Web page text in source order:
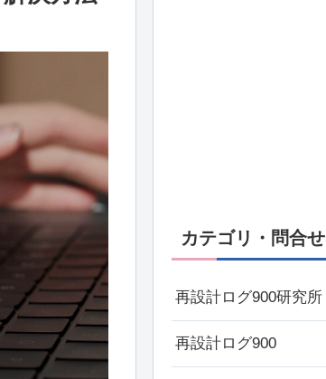
カテゴリ・問合せ
再設計ログ900研究所
再設計ログ900